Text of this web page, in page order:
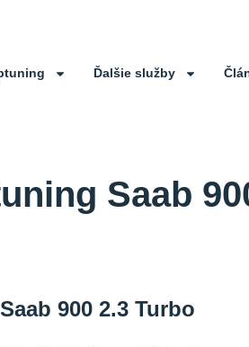
Ďalšie služby
Saab
900 2.3 Turbo